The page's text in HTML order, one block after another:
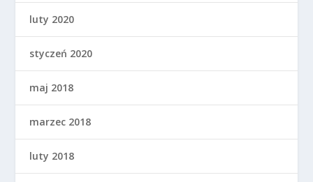
luty 2020
styczeń 2020
maj 2018
marzec 2018
luty 2018